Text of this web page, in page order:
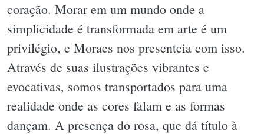
coração. Morar em um mundo onde a
simplicidade é transformada em arte é um
privilégio, e Moraes nos presenteia com isso.
Através de suas ilustrações vibrantes e
evocativas, somos transportados para uma
realidade onde as cores falam e as formas
dançam. A presença do rosa, que dá título à